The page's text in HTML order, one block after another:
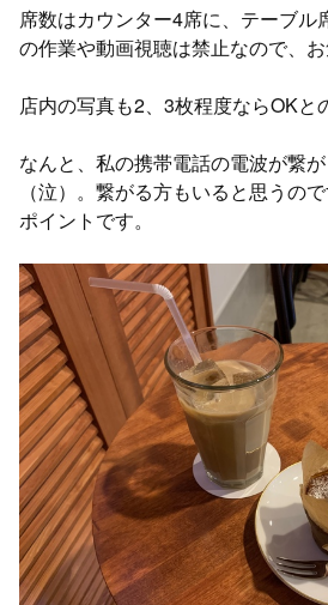
席数はカウンター4席に、テーブル
の作業や動画視聴は禁止なので、
店内の写真も2、3枚程度ならOK
なんと、私の携帯電話の電波が繋
（泣）。繋がる方もいると思うの
ポイントです。